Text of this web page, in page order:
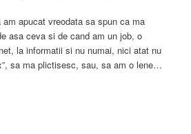
apucat vreodata sa spun ca ma
asa ceva si de cand am un job, o
la informatii si nu numai, nici atat nu
sa ma plictisesc, sau, sa am o lene…